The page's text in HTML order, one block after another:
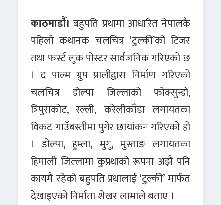
काठमाडौँ। बहुपति प्रथामा आधारित नेपालकै
पहिलो कथानक चलचित्र ‘टुल्की’को टिजर
तथा फर्स्ट लुक पोस्टर सार्वजनिक गरिएको छ
। द पाल्म ग्रुप प्रालीद्वारा निर्माण गरिएको
चलचित्र डोल्पा जिल्लाको फोक्सुन्डाे,
त्रिपुराकोट, रल्ली, करेलीकाँडा लगायतका
विकट गाउँबस्तीमा पुगेर छायांकन गरिएको हो
। डोल्पा, हुम्ला, मुगु, मुस्ताङ लगायतका
हिमाली जिल्लामा कुप्रथाको रूपमा अझै पनि
कायमै रहेको बहुपति प्रथालाई ‘टुल्की’ मार्फत
देखाइएको निर्माता शेखर लामाले बताए ।